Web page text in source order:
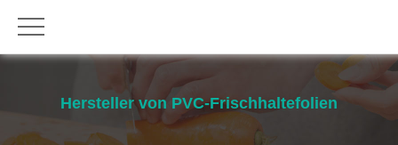
Hersteller von PVC-Frischhaltefolien